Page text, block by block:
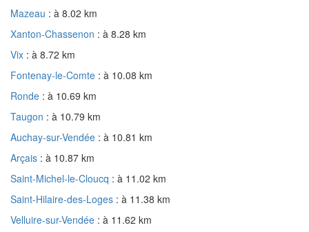
Mazeau : à 8.02 km
Xanton-Chassenon : à 8.28 km
Vix : à 8.72 km
Fontenay-le-Comte : à 10.08 km
Ronde : à 10.69 km
Taugon : à 10.79 km
Auchay-sur-Vendée : à 10.81 km
Arçais : à 10.87 km
Saint-Michel-le-Cloucq : à 11.02 km
Saint-Hilaire-des-Loges : à 11.38 km
Velluire-sur-Vendée : à 11.62 km